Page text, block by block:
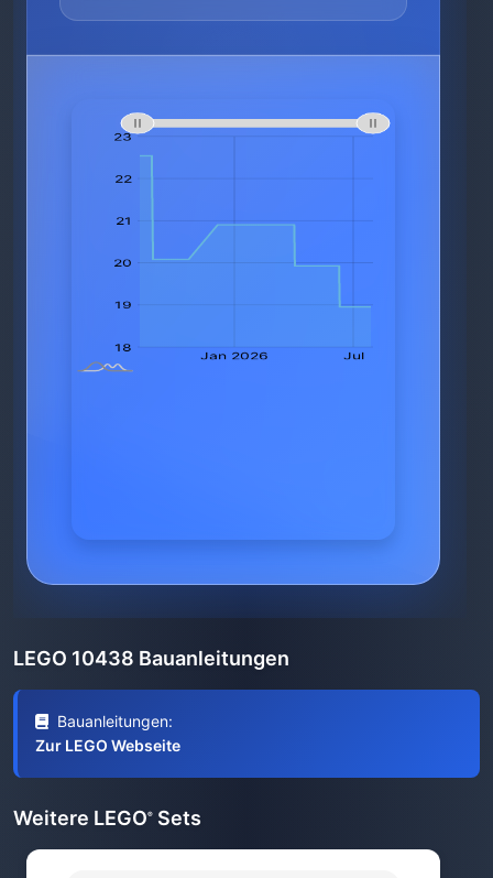
LEGO 10438 Bauanleitungen
Bauanleitungen:
Zur LEGO Webseite
Weitere LEGO® Sets